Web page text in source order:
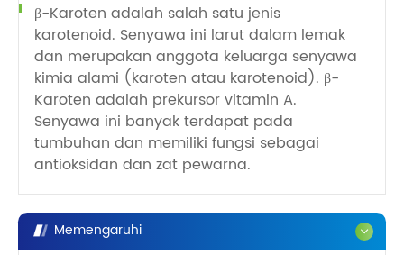
β-Karoten adalah salah satu jenis
karotenoid. Senyawa ini larut dalam lemak
dan merupakan anggota keluarga senyawa
kimia alami (karoten atau karotenoid). β-
Karoten adalah prekursor vitamin A.
Senyawa ini banyak terdapat pada
tumbuhan dan memiliki fungsi sebagai
antioksidan dan zat pewarna.
Memengaruhi